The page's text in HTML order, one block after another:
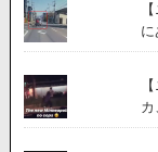
に
カ